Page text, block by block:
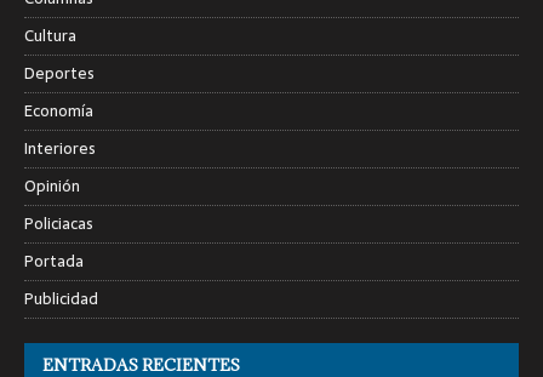
Cultura
Deportes
Economía
Interiores
Opinión
Policiacas
Portada
Publicidad
ENTRADAS RECIENTES